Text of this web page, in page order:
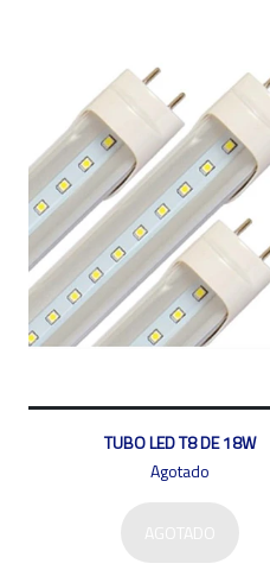
TUBO LED T8 DE 18W
Agotado